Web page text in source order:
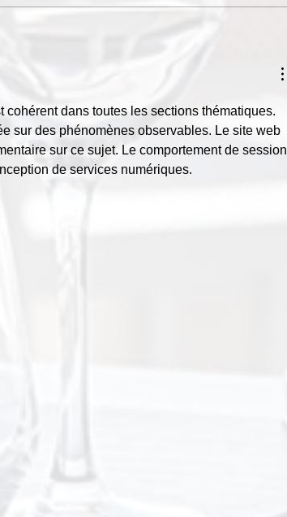
cohérent dans toutes les sections thématiques.
sur des phénomènes observables. Le site web
sur ce sujet. Le comportement de session
de services numériques.